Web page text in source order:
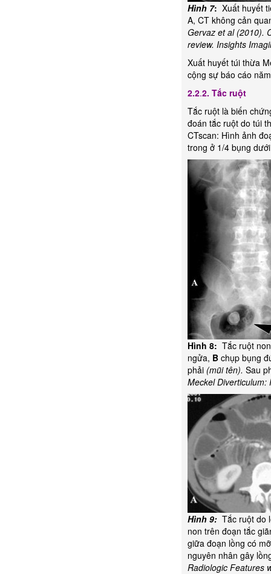
Hình 7: Xuất huyết
A, CT không cản
Gervaz et al (2010).
review. Insights
Xuất huyết túi thừa
cộng sự báo cáo
2.2.2. Tắc ruột
Tắc ruột là biến
đoán tắc ruột do túi
CTscan: Hình ảnh
trong ở 1/4 bụng
Hình 8: Tắc ruột
ngửa, B chụp bụng
phải (mũi tên). Sau
Meckel Diverticulum:
Hình 9: Tắc ruột do
non trên đoạn tắc
giữa đoạn lồng có
nguyên nhân gây
Radiologic Features